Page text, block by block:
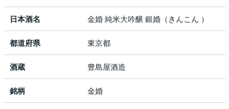
日本酒名 金婚 純米大吟醸 銀婚（きんこん ）
都道府県 東京都
酒蔵 豊島屋酒造
銘柄 金婚